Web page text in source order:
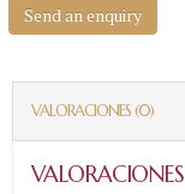
Send an enquiry
VALORACIONES (0)
VALORACIONES